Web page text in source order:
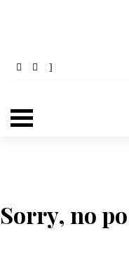
Sorry, no